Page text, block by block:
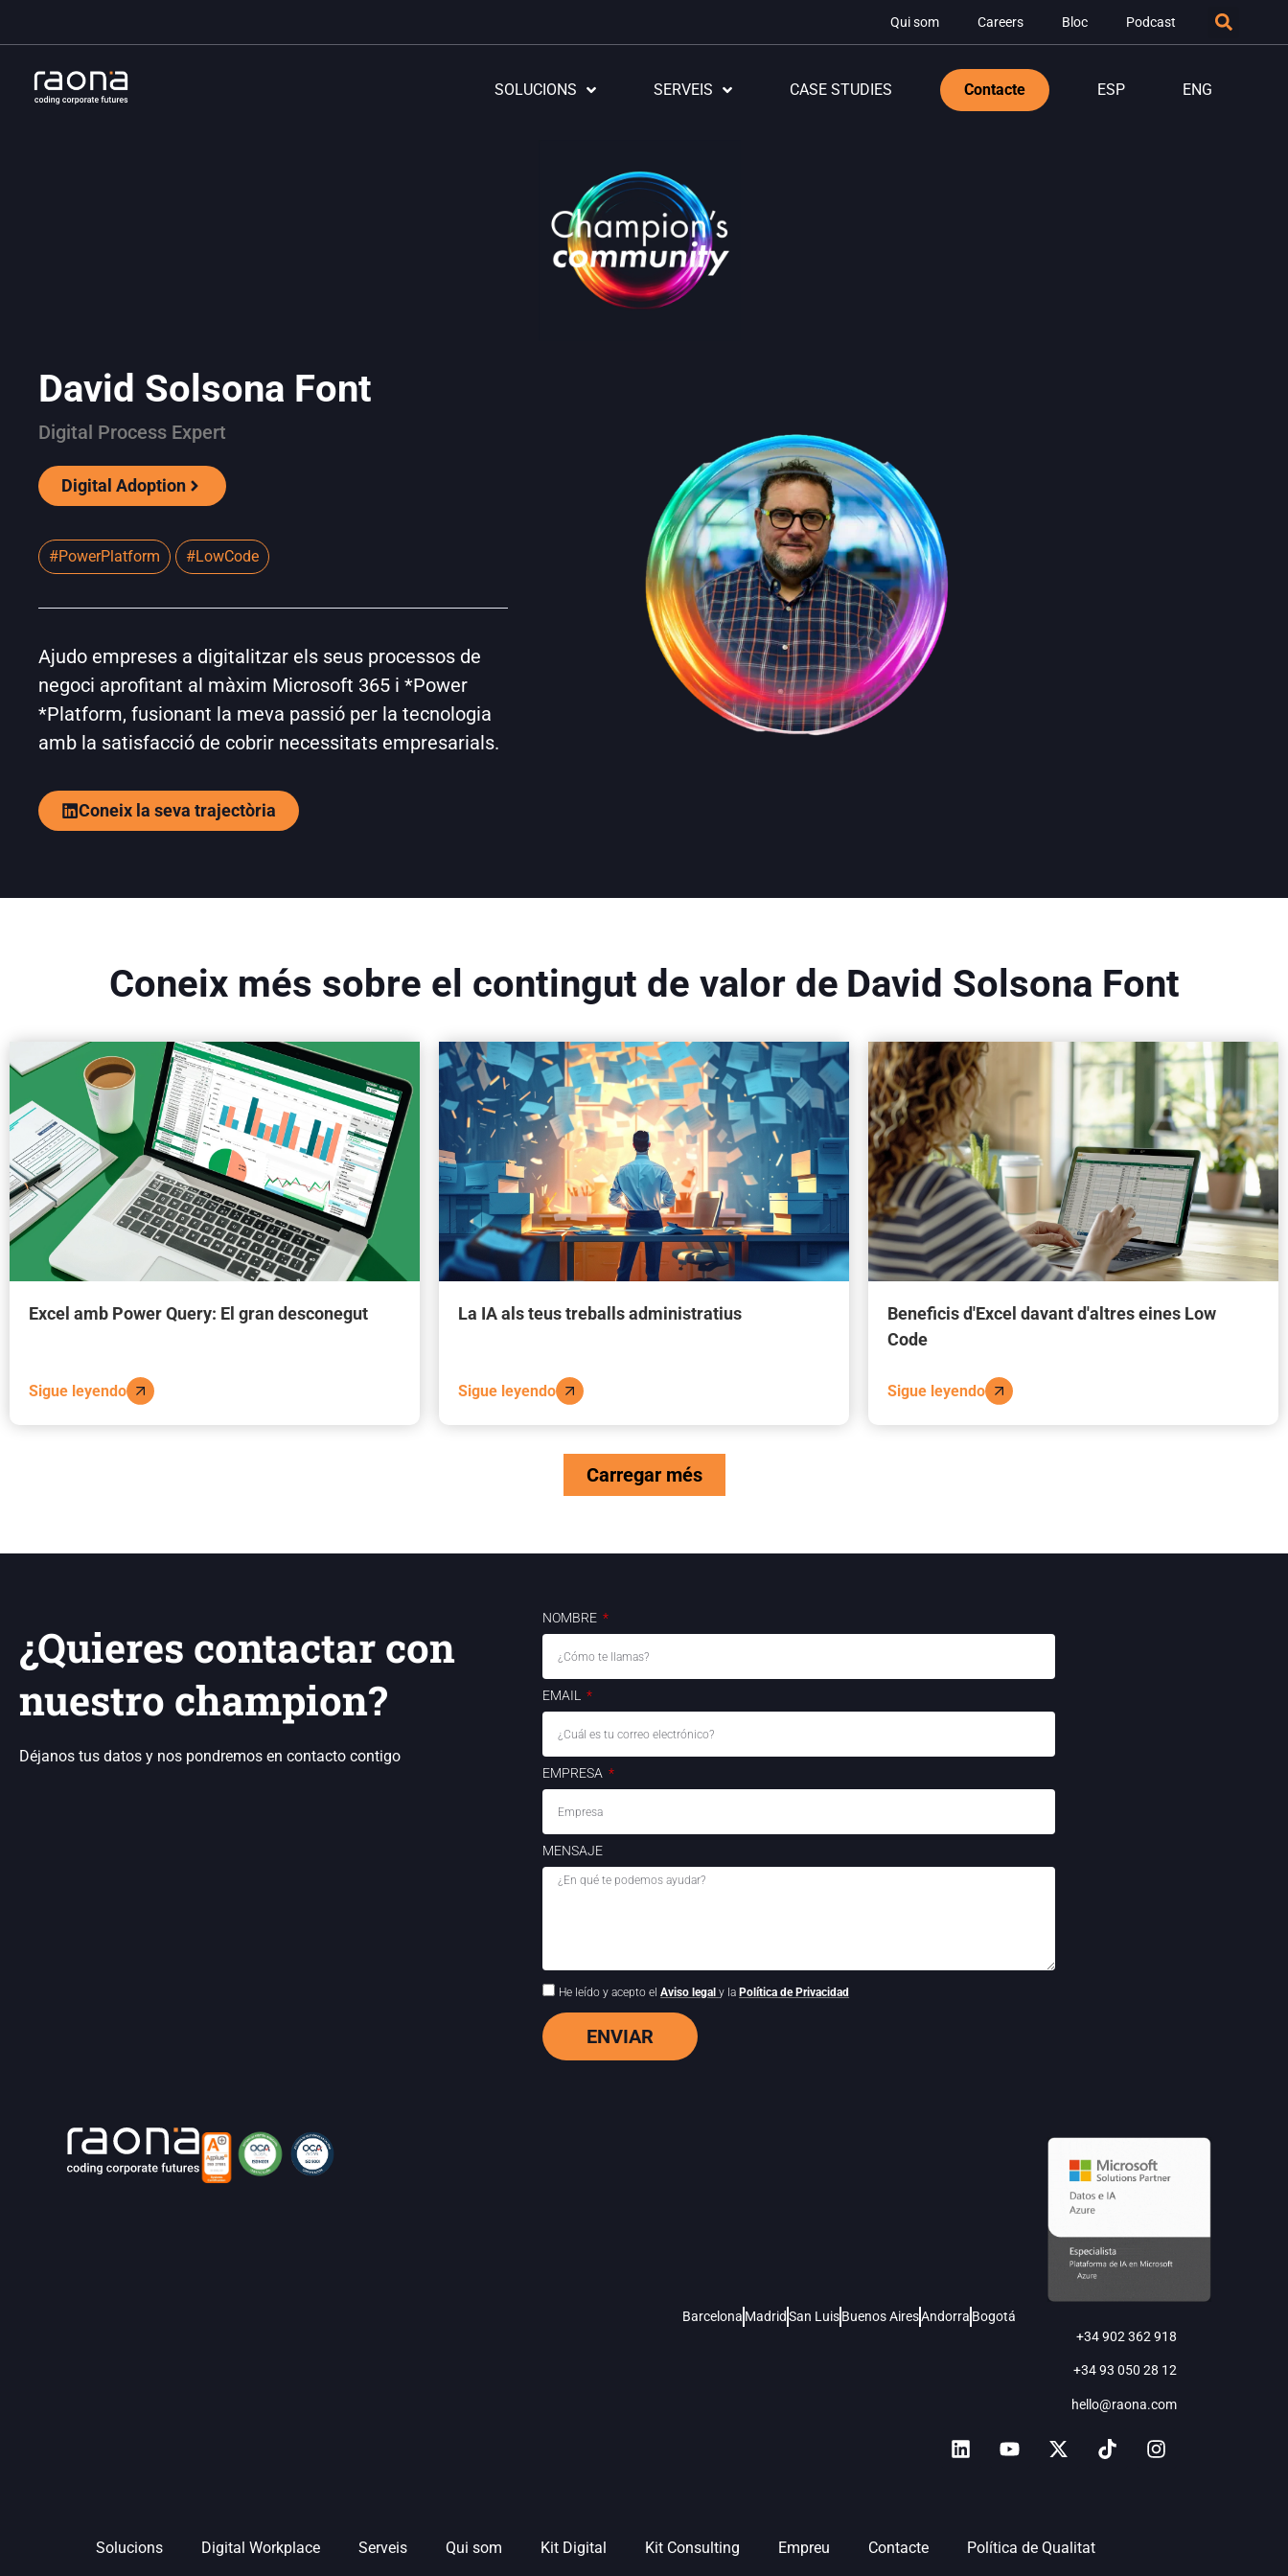
Qui som Careers Bloc Podcast
SOLUCIONS SERVEIS CASE STUDIES Contacte ESP ENG
David Solsona Font
Digital Process Expert
Digital Adoption
#PowerPlatform #LowCode
Ajudo empreses a digitalitzar els seus processos de
negoci aprofitant al màxim Microsoft 365 i *Power
*Platform, fusionant la meva passió per la tecnologia
amb la satisfacció de cobrir necessitats empresarials.
Coneix la seva trajectòria
Coneix més sobre el contingut de valor de David Solsona Font
Excel amb Power Query: El gran desconegut
Sigue leyendo
La IA als teus treballs administratius
Sigue leyendo
Beneficis d'Excel davant d'altres eines Low
Code
Sigue leyendo
Carregar més
¿Quieres contactar con
nuestro champion?
Déjanos tus datos y nos pondremos en contacto contigo
NOMBRE
EMAIL
EMPRESA
MENSAJE
He leído y acepto elAviso legaly la Política de Privacidad
ENVIAR
Barcelona MadridSan LuisBuenos AiresAndorra Bogotá
+34 902 362 918
+34 93 050 28 12
hello@raona.com
Solucions Digital Workplace Serveis Qui som Kit Digital Kit Consulting Empreu Contacte Política de Qualitat